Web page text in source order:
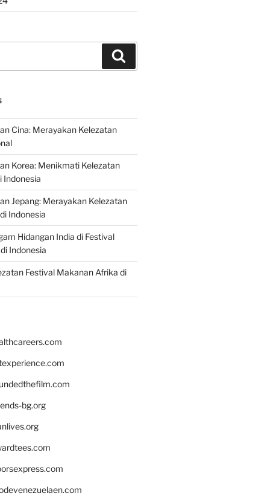
Cina: Merayakan Kelezatan
Korea: Menikmati Kelezatan
Indonesia
Jepang: Merayakan Kelezatan
Indonesia
Hidangan India di Festival
Indonesia
Festival Makanan Afrika di
bg.org